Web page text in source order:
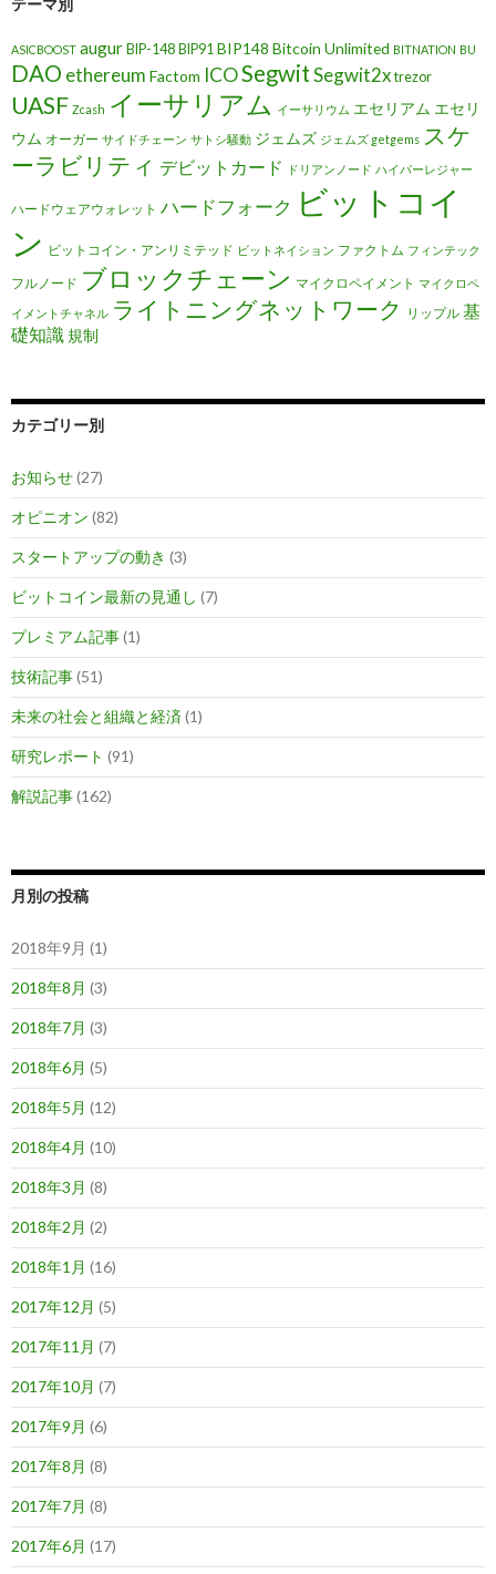
テーマ別
ASICBOOST augur BIP-148 BIP91 BIP148 Bitcoin Unlimited BITNATION BU
DAO ethereum Factom ICOSegwitSegwit2x trezor
UASF Zcash イーサリアム イーサリウム エセリアム エセリ
ウム オーガー サイドチェーン サトシ騒動 ジェムズ ジェムズ getgems スケ
ーラビリティ デビットカード ドリアンノード ハイパーレジャー
ハードウェアウォレット ハードフォーク ビットコイ
ン ビットコイン・アンリミテッド ビットネイション ファクトム フィンテック
フルノード ブロックチェーン マイクロペイメント マイクロペ
イメントチャネル ライトニングネットワーク リップル 基
礎知識規制
カテゴリー別
お知らせ(27)
オピニオン (82)
スタートアップの動き (3)
ビットコイン最新の見通し (7)
プレミアム記事(1)
技術記事(51)
未来の社会と組織と経済(1)
研究レポート (91)
解説記事(162)
月別の投稿
2018年9月 (1)
2018年8月 (3)
2018年7月 (3)
2018年6月 (5)
2018年5月 (12)
2018年4月 (10)
2018年3月 (8)
2018年2月 (2)
2018年1月 (16)
2017年12月 (5)
2017年11月 (7)
2017年10月 (7)
2017年9月 (6)
2017年8月 (8)
2017年7月 (8)
2017年6月 (17)